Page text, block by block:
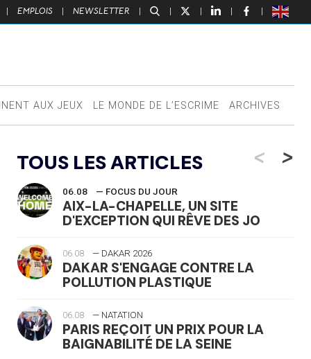
| EMPLOIS | NEWSLETTER | | | | |
AUX JEUX LE MONDE DE L’ESCRIME ARCHIVES
TOUS LES ARTICLES <
06.08 — FOCUS DU JOUR
AIX-LA-CHAPELLE, UN SITE
D'EXCEPTION QUI RÊVE DES JO
06.08 — DAKAR 2026
DAKAR S'ENGAGE CONTRE LA
POLLUTION PLASTIQUE
06.08 — NATATION
PARIS REÇOIT UN PRIX POUR LA
BAIGNABILITÉ DE LA SEINE
>